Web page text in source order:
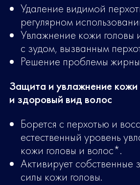
Удаление видимой
регулярном
Увлажнение кожи головы
с зудом, вызванным
Решение проблемы
Защита и увлажнение кожи
и здоровый вид волос
Борется с перхотью и
естественный уровень
кожи головы и волос*.
Активирует собственные
силы кожи головы.